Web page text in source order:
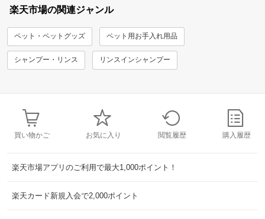
楽天市場の関連ジャンル
ペット・ペットグッズ ペット用お手入れ用品
シャンプー・リンス リンスインシャンプー
買い物かご お気に入り 閲覧履歴 購入履歴
楽天市場アプリのご利用で最大1,000ポイント！
楽天カード新規入会で2,000ポイント